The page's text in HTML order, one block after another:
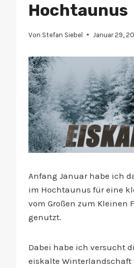
Hochtaunus
Von Stefan Siebel Januar 29,
Anfang Januar habe ich
im Hochtaunus für eine
vom Großen zum Kleinen
genutzt.
Dabei habe ich versucht
eiskalte Winterlandschaft